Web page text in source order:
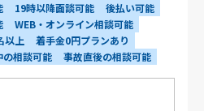
19時以降面談可能
後払い可能
WEB・オンライン相談可能
以上
着手金0円プランあり
の相談可能 事故直後の相談可能